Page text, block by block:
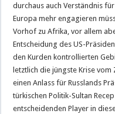
durchaus auch Verständnis
Europa mehr engagieren
Vorhof zu Afrika, vor allem
Entscheidung des US-
den Kurden kontrollierten
letztlich die jüngste Krise
einen Anlass für Russlands
türkischen Politik-Sultan
entscheidenden Player in